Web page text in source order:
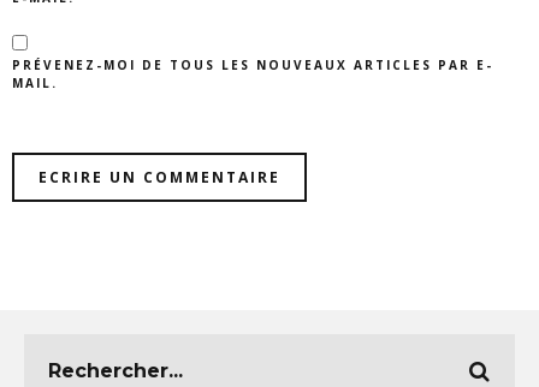
PRÉVENEZ-MOI DE TOUS LES NOUVEAUX ARTICLES PAR E-
MAIL.